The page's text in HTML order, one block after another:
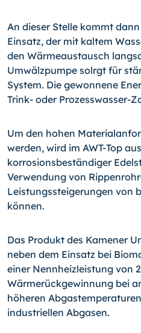
An dieser Stelle kommt
Einsatz, der mit kaltem
den Wärmeaustausch
Umwälzpumpe solrgt für
System. Die gewonnene
Trink- oder Prozesswasser-
Um den hohen
werden, wird im AWT-Top
korrosionsbeständiger
Verwendung von
Leistungssteigerungen von
können.
Das Produkt des Kamener
neben dem Einsatz bei
einer Nennheizleistung von
Wärmerückgewinnung bei
höheren
industriellen Abgasen.